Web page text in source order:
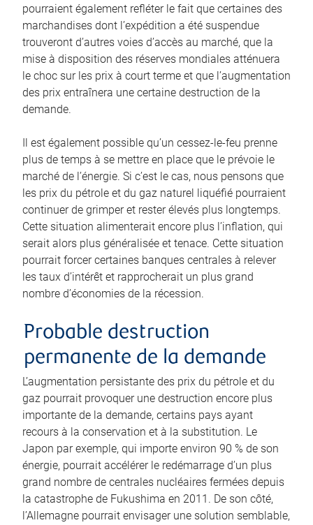
pourraient également refléter le fait que certaines des
marchandises dont l’expédition a été suspendue
trouveront d’autres voies d’accès au marché, que la
mise à disposition des réserves mondiales atténuera
le choc sur les prix à court terme et que l’augmentation
des prix entraînera une certaine destruction de la
demande.
Il est également possible qu’un cessez-le-feu prenne
plus de temps à se mettre en place que le prévoie le
marché de l’énergie. Si c’est le cas, nous pensons que
les prix du pétrole et du gaz naturel liquéfié pourraient
continuer de grimper et rester élevés plus longtemps.
Cette situation alimenterait encore plus l’inflation, qui
serait alors plus généralisée et tenace. Cette situation
pourrait forcer certaines banques centrales à relever
les taux d’intérêt et rapprocherait un plus grand
nombre d’économies de la récession.
Probable destruction
permanente de la demande
L’augmentation persistante des prix du pétrole et du
gaz pourrait provoquer une destruction encore plus
importante de la demande, certains pays ayant
recours à la conservation et à la substitution. Le
Japon par exemple, qui importe environ 90 % de son
énergie, pourrait accélérer le redémarrage d’un plus
grand nombre de centrales nucléaires fermées depuis
la catastrophe de Fukushima en 2011. De son côté,
l’Allemagne pourrait envisager une solution semblable,